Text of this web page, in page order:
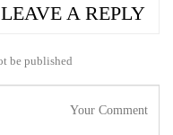
LEAVE A REPLY
be published.